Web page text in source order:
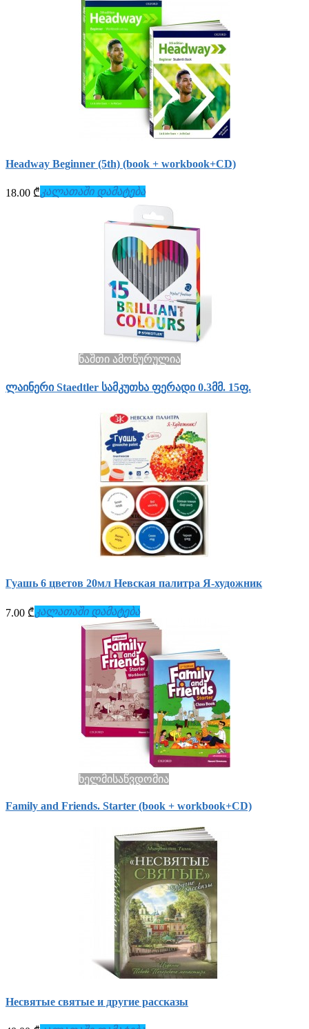
Headway Beginner (5th) (book + workbook+СD)
18.00 ₾კალათაში დამატება
ნაშთი ამოწურულია
ლაინერი Staedtler სამკუთხა ფერადი 0.3მმ. 15ფ.
Гуашь 6 цветов 20мл Невская палитра Я-художник
7.00 ₾ კალათაში დამატება
ხელმისაწვდომია
Family and Friends. Starter (book + workbook+СD)
Несвятые святые и другие рассказы